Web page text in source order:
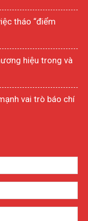
tháo “điểm
hiệu trong và
vai trò báo chí